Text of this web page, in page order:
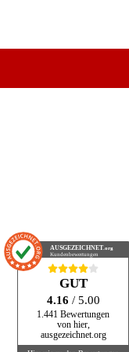
AUSGEZEICHNET.org
Kundenbewertungen
GUT
4.16 / 5.00
1.441 Bewertungen
von hier,
ausgezeichnet.org